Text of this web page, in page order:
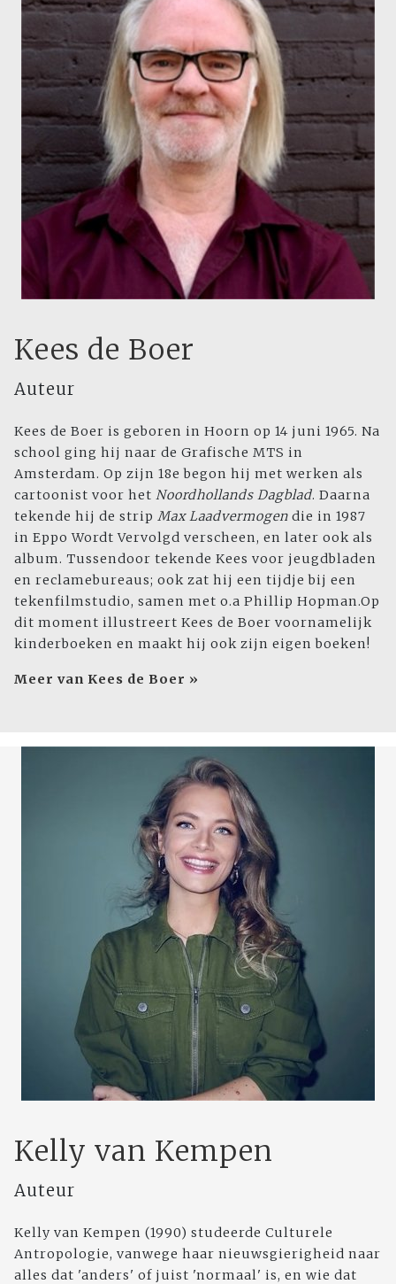
Kees de Boer
Auteur
Kees de Boer is geboren in Hoorn op 14 juni 1965. Na
school ging hij naar de Grafische MTS in
Amsterdam. Op zijn 18e begon hij met werken als
cartoonist voor het Noordhollands Dagblad. Daarna
tekende hij de strip Max Laadvermogen die in 1987
in Eppo Wordt Vervolgd verscheen, en later ook als
album. Tussendoor tekende Kees voor jeugdbladen
en reclamebureaus; ook zat hij een tijdje bij een
tekenfilmstudio, samen met o.a Phillip Hopman.Op
dit moment illustreert Kees de Boer voornamelijk
kinderboeken en maakt hij ook zijn eigen boeken!
Meer van Kees de Boer »
Kelly van Kempen
Auteur
Kelly van Kempen (1990) studeerde Culturele
Antropologie, vanwege haar nieuwsgierigheid naar
alles dat 'anders' of juist 'normaal' is, en wie dat